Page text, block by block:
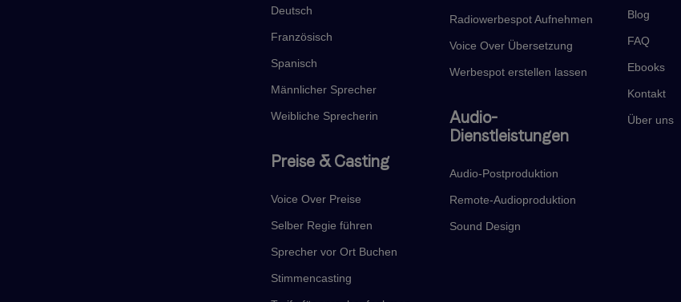
Deutsch
Französisch
Spanisch
Männlicher Sprecher
Weibliche Sprecherin
Preise & Casting
Voice Over Preise
Selber Regie führen
Sprecher vor Ort Buchen
Stimmencasting
Radiowerbespot Aufnehmen
Voice Over Übersetzung
Werbespot erstellen lassen
Audio-
Dienstleistungen
Audio-Postproduktion
Remote-Audioproduktion
Sound Design
Blog
FAQ
Ebooks
Kontakt
Über uns